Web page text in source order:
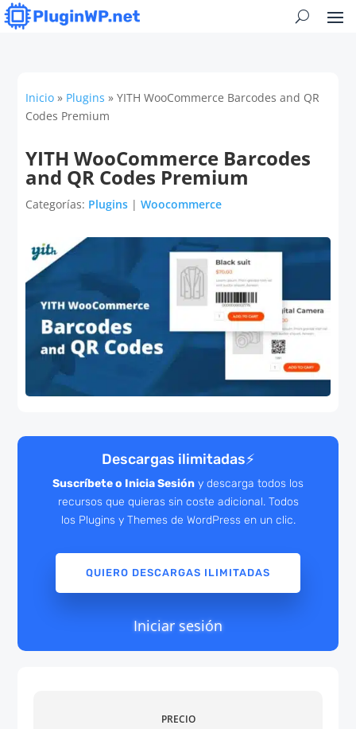
Inicio » Plugins »YITH WooCommerce Barcodes and QR
Codes Premium
YITH WooCommerce Barcodes
and QR Codes Premium
Categorías: Plugins |Woocommerce
Descargas ilimitadas⚡
Suscríbete o Inicia Sesión y descarga todos los
recursos que quieras sin coste adicional. Todos
los Plugins y Themes de WordPress en un clic.
QUIERO DESCARGAS ILIMITADAS
Iniciar sesión
PRECIO